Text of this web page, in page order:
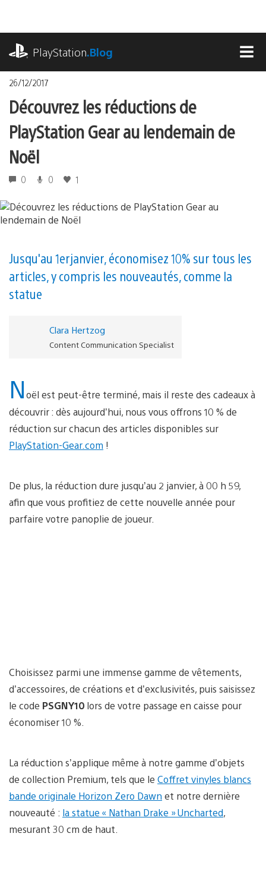
contenu
PlayStation.Blog
26/12/2017
Découvrez les réductions de
PlayStation Gear au lendemain de
Noël
0 0 1
Jusqu'au 1er janvier, économisez 10 % sur tous les
articles, y compris les nouveautés, comme la
statue
Clara Hertzog
Content Communication Specialist
Noël est peut-être terminé, mais il reste des cadeaux à
découvrir : dès aujourd’hui, nous vous offrons 10 % de
réduction sur chacun des articles disponibles sur
PlayStation-Gear.com !
De plus, la réduction dure jusqu’au 2 janvier, à 00 h 59,
afin que vous profitiez de cette nouvelle année pour
parfaire votre panoplie de joueur.
Choisissez parmi une immense gamme de vêtements,
d’accessoires, de créations et d’exclusivités, puis saisissez
le code PSGNY10 lors de votre passage en caisse pour
économiser 10 %.
La réduction s’applique même à notre gamme d’objets
de collection Premium, tels que le Coffret vinyles blancs
bande originale Horizon Zero Dawn et notre dernière
nouveauté : la statue « Nathan Drake » Uncharted,
mesurant 30 cm de haut.